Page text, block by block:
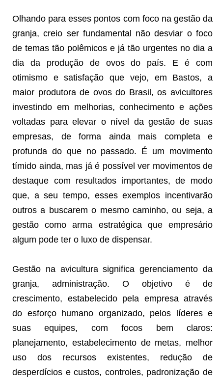
Olhando para esses pontos com foco na gestão da
granja, creio ser fundamental não desviar o foco
de temas tão polêmicos e já tão urgentes no dia a
dia da produção de ovos do país. E é com
otimismo e satisfação que vejo, em Bastos, a
maior produtora de ovos do Brasil, os avicultores
investindo em melhorias, conhecimento e ações
voltadas para elevar o nível da gestão de suas
empresas, de forma ainda mais completa e
profunda do que no passado. É um movimento
tímido ainda, mas já é possível ver movimentos de
destaque com resultados importantes, de modo
que, a seu tempo, esses exemplos incentivarão
outros a buscarem o mesmo caminho, ou seja, a
gestão como arma estratégica que empresário
algum pode ter o luxo de dispensar.
Gestão na avicultura significa gerenciamento da
granja, administração. O objetivo é de
crescimento, estabelecido pela empresa através
do esforço humano organizado, pelos líderes e
suas equipes, com focos bem claros:
planejamento, estabelecimento de metas, melhor
uso dos recursos existentes, redução de
desperdícios e custos, controles, padronização de